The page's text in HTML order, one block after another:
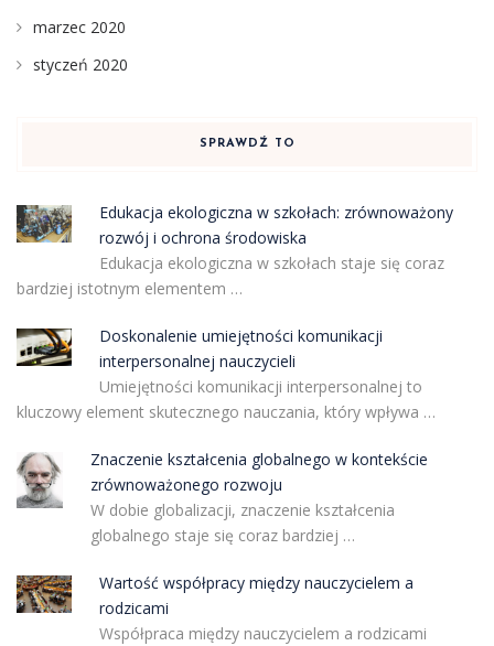
marzec 2020
styczeń 2020
SPRAWDŹ TO
Edukacja ekologiczna w szkołach: zrównoważony
rozwój i ochrona środowiska
Edukacja ekologiczna w szkołach staje się coraz
bardziej istotnym elementem …
Doskonalenie umiejętności komunikacji
interpersonalnej nauczycieli
Umiejętności komunikacji interpersonalnej to
kluczowy element skutecznego nauczania, który wpływa …
Znaczenie kształcenia globalnego w kontekście
zrównoważonego rozwoju
W dobie globalizacji, znaczenie kształcenia
globalnego staje się coraz bardziej …
Wartość współpracy między nauczycielem a
rodzicami
Współpraca między nauczycielem a rodzicami